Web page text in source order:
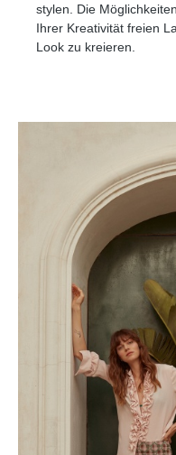
stylen. Die
Ihrer Kreativität freien
Look zu kreieren.